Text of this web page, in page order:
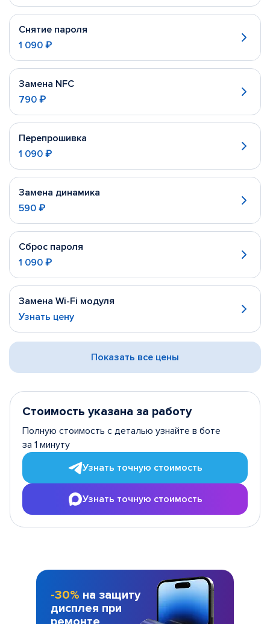
Снятие пароля
1 090 ₽
Замена NFC
790 ₽
Перепрошивка
1 090 ₽
Замена динамика
590 ₽
Сброс пароля
1 090 ₽
Замена Wi-Fi модуля
Узнать цену
Показать все цены
Стоимость указана за работу
Полную стоимость с деталью узнайте в боте
за 1 минуту
Узнать точную стоимость
Узнать точную стоимость
-30% на защиту
дисплея при